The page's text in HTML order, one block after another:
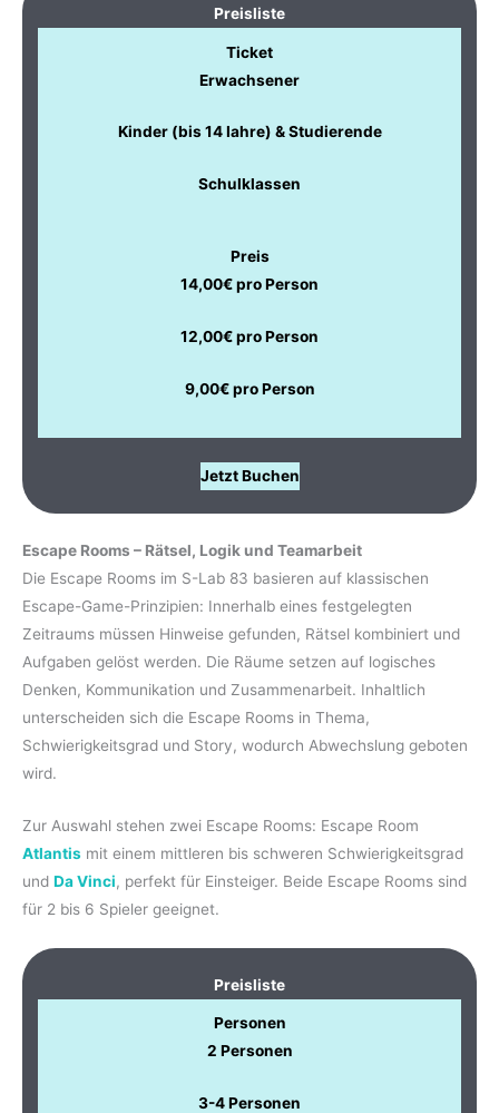
Preisliste
Ticket
Erwachsener
Kinder (bis 14 Iahre) & Studierende
Schulklassen
Preis
14,00€ pro Person
12,00€ pro Person
9,00€ pro Person
Jetzt Buchen
Escape Rooms – Rätsel, Logik und Teamarbeit
Die Escape Rooms im S-Lab 83 basieren auf klassischen
Escape-Game-Prinzipien: Innerhalb eines festgelegten
Zeitraums müssen Hinweise gefunden, Rätsel kombiniert und
Aufgaben gelöst werden. Die Räume setzen auf logisches
Denken, Kommunikation und Zusammenarbeit. Inhaltlich
unterscheiden sich die Escape Rooms in Thema,
Schwierigkeitsgrad und Story, wodurch Abwechslung geboten
wird.
Zur Auswahl stehen zwei Escape Rooms: Escape Room
Atlantis mit einem mittleren bis schweren Schwierigkeitsgrad
und Da Vinci, perfekt für Einsteiger. Beide Escape Rooms sind
für 2 bis 6 Spieler geeignet.
Preisliste
Personen
2 Personen
3-4 Personen